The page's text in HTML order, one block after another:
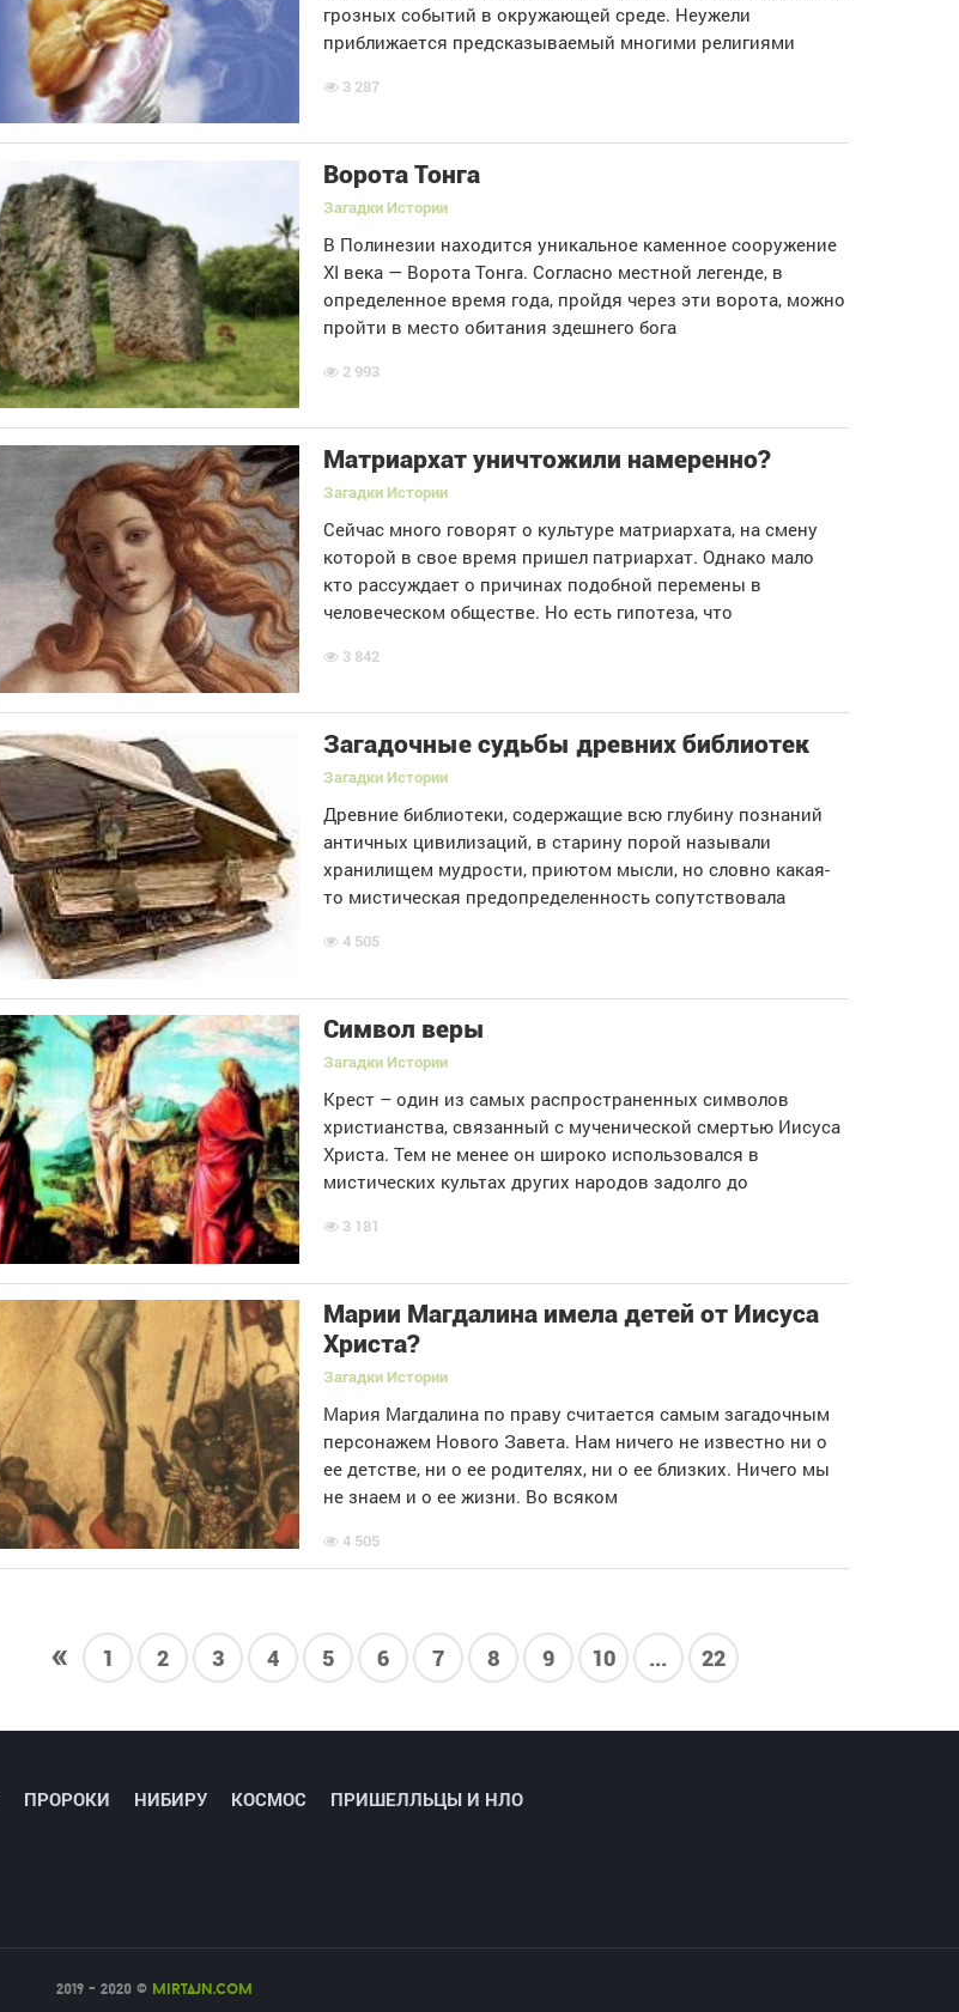
грозных событий в окружающей среде. Неужели
приближается предсказываемый многими религиями
3 287
Ворота Тонга
Загадки Истории
В Полинезии находится уникальное каменное сооружение
XI века — Ворота Тонга. Согласно местной легенде, в
определенное время года, пройдя через эти ворота, можно
пройти в место обитания здешнего бога
2 993
Матриархат уничтожили намеренно?
Загадки Истории
Сейчас много говорят о культуре матриархата, на смену
которой в свое время пришел патриархат. Однако мало
кто рассуждает о причинах подобной перемены в
человеческом обществе. Но есть гипотеза, что
3 842
Загадочные судьбы древних библиотек
Загадки Истории
Древние библиотеки, содержащие всю глубину познаний
античных цивилизаций, в старину порой называли
хранилищем мудрости, приютом мысли, но словно какая-
то мистическая предопределенность сопутствовала
4 505
Символ веры
Загадки Истории
Крест – один из самых распространенных символов
христианства, связанный с мученической смертью Иисуса
Христа. Тем не менее он широко использовался в
мистических культах других народов задолго до
3 181
Марии Магдалина имела детей от Иисуса
Христа?
Загадки Истории
Мария Магдалина по праву считается самым загадочным
персонажем Нового Завета. Нам ничего не известно ни о
ее детстве, ни о ее родителях, ни о ее близких. Ничего мы
не знаем и о ее жизни. Во всяком
4 505
« 1 2 3 4 5 6 7 8 9 10 ... 22
ПРОРОКИ НИБИРУ КОСМОС ПРИШЕЛЛЬЦЫ И НЛО
2019 - 2020 © mirtajn.com